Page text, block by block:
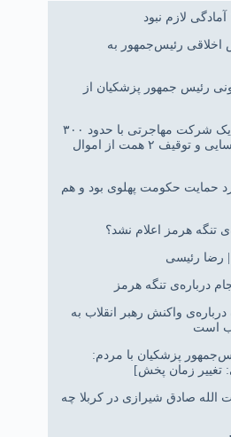
اخلاقی رئیس‌جمهور به
رئیس جمهور پزشکیان از
رسیدگی به پرونده کلاهبرداری یک شرکت مهاجرتی با حدود ۳۰۰
شاکی در دادسرای تهران | شناسایی و توقیف ۲ همت از اموال
حمایت حکومت پهلوی بود و هم
تنگه هرمز اعلام نشد؟
رضا رئیسی
درباره‌ی تنگه هرمز
واکنش رهبر انقلاب به
است
پزشکیان با مردم:
الله صادق شیرازی در کربلا چه